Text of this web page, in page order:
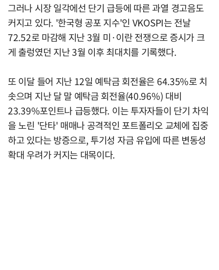
그러나 시장 일각에선 단기 급등에 따른 과열 경고음도
커지고 있다. '한국형 공포 지수'인 VKOSPI는 전날
72.52로 마감해 지난 3월 미·이란 전쟁으로 증시가 크
게 출렁였던 지난 3월 이후 최대치를 기록했다.
또 이달 들어 지난 12일 예탁금 회전율은 64.35%로 치
솟으며 지난 달 말 예탁금 회전율(40.96%) 대비
23.39%포인트나 급등했다. 이는 투자자들이 단기 차익
을 노린 '단타' 매매나 공격적인 포트폴리오 교체에 집중
하고 있다는 방증으로, 투기성 자금 유입에 따른 변동성
확대 우려가 커지는 대목이다.